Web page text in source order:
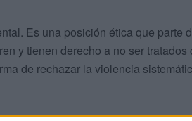
Es una posición ética que parte
y tienen derecho a no ser tratados
de rechazar la violencia